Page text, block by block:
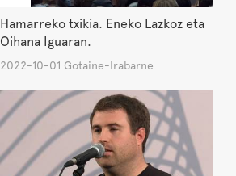
Hamarreko txikia. Eneko Lazkoz eta
Oihana Iguaran.
2022-10-01 Gotaine-Irabarne